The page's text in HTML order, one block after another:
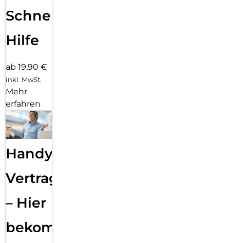
Schnelle
Hilfe
ab 19,90 €
inkl. MwSt.
Mehr
erfahren
Handy
Vertragsabwicklung
– Hier
bekommst